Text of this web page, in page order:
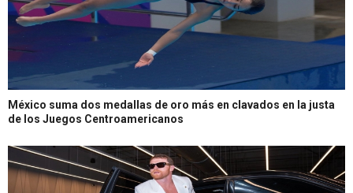
México suma dos medallas de oro más en clavados en la justa
de los Juegos Centroamericanos